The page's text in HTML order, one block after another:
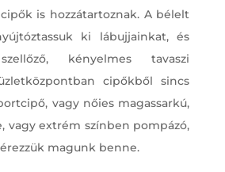
is hozzátartoznak. A bélelt
ki lábujjainkat, és
kényelmes tavaszi
cipőkből sincs
vagy nőies magassarkú,
vagy extrém színben pompázó,
magunk benne.